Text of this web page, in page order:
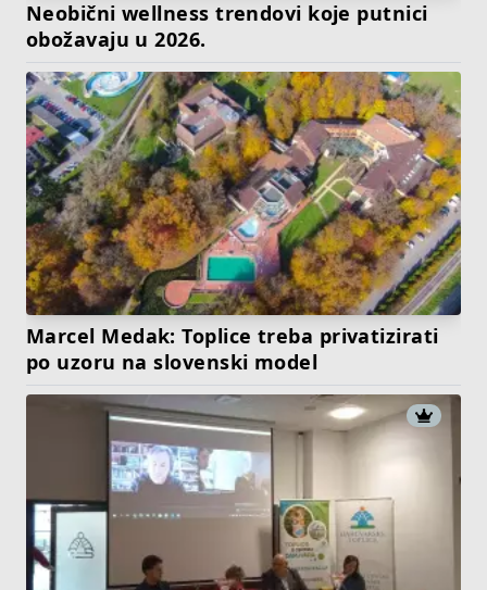
Neobični wellness trendovi koje putnici
obožavaju u 2026.
Marcel Medak: Toplice treba privatizirati
po uzoru na slovenski model